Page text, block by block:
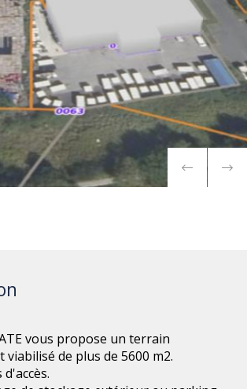
vous propose un terrain
de plus de 5600 m2.